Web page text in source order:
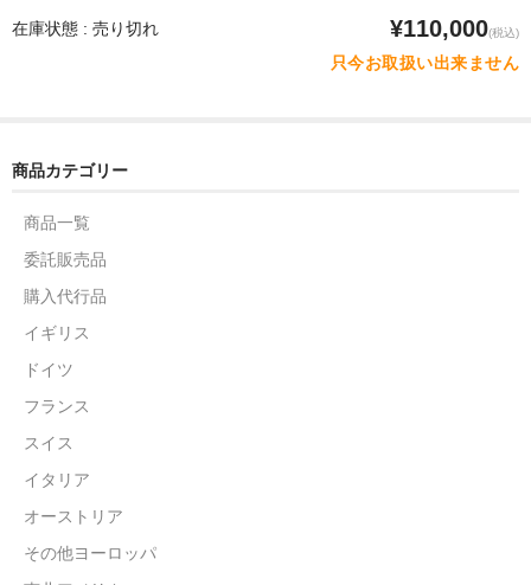
在庫状態 : 売り切れ ¥110,000(税込)
只今お取扱い出来ません
商品カテゴリー
商品一覧
委託販売品
購入代行品
イギリス
ドイツ
フランス
スイス
イタリア
オーストリア
その他ヨーロッパ